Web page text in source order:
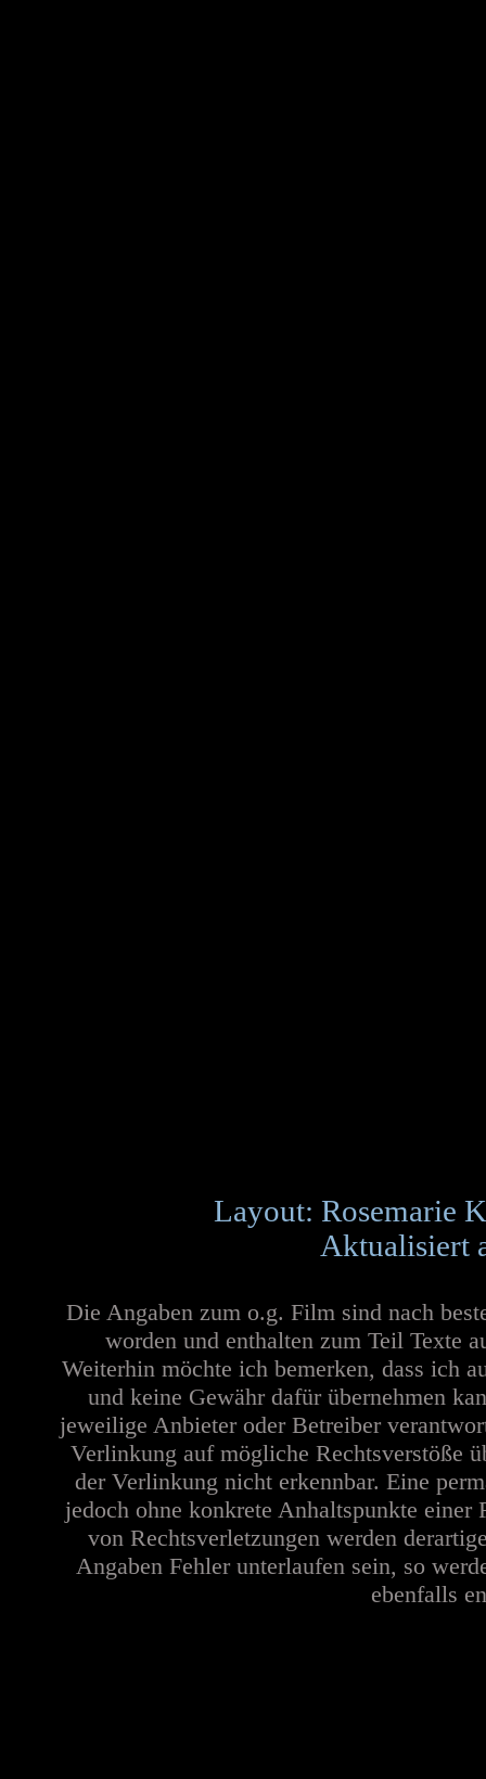
Layout: Rosemarie
Aktualisiert
Die Angaben zum o.g. Film sind nach
worden und enthalten zum Teil Texte
Weiterhin möchte ich bemerken, dass ich
und keine Gewähr dafür übernehmen
jeweilige Anbieter oder Betreiber
Verlinkung auf mögliche Rechtsverstöße
der Verlinkung nicht erkennbar. Eine
jedoch ohne konkrete Anhaltspunkte
von Rechtsverletzungen werden
Angaben Fehler unterlaufen sein, so
ebenfalls